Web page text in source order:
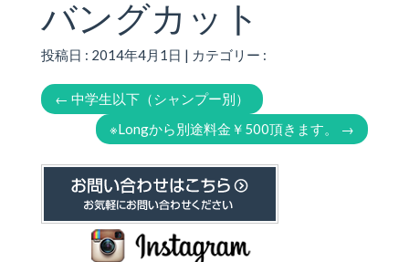
バングカット
投稿日 : 2014年4月1日 | カテゴリー :
← 中学生以下（シャンプー別）
※Longから別途料金￥500頂きます。
→